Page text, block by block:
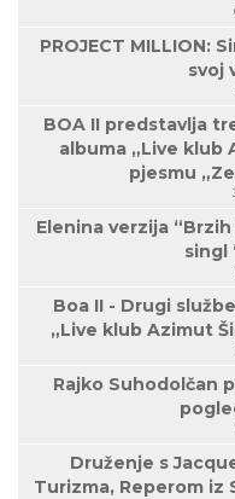
PROJECT MILLION:
svoj
BOA II predstavlja
albuma „Live klub
pjesmu
Elenina verzija
singl
Boa II - Drugi
„Live klub Azimut
Rajko Suhodolčan
Druženje s
Turizma, Reperom iz